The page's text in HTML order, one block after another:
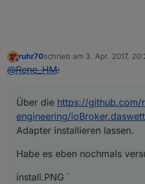
Offline
ruhr70schrieb am 3. Apr. 2017,
zuletzt editiert von
@Rene_HM:
Über die https://github.com/
engineering/
Adapter installieren lassen.
Habe es eben nochmals
install.PNG `